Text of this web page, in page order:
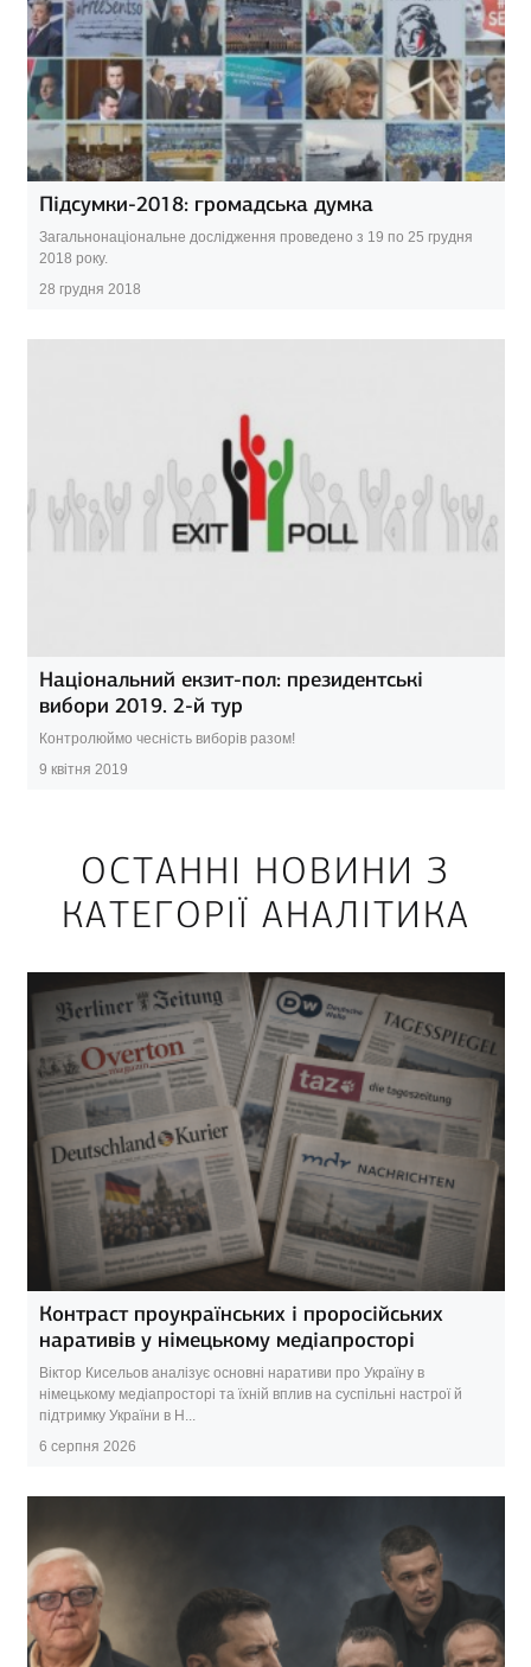
Підсумки-2018: громадська думка
Загальнонаціональне дослідження проведено з 19 по 25 грудня
2018 року.
28 грудня 2018
Національний екзит-пол: президентські
вибори 2019. 2-й тур
Контролюймо чесність виборів разом!
9 квітня 2019
ОСТАННІ НОВИНИ З
КАТЕГОРІЇ АНАЛІТИКА
Контраст проукраїнських і проросійських
наративів у німецькому медіапросторі
Віктор Кисельов аналізує основні наративи про Україну в
німецькому медіапросторі та їхній вплив на суспільні настрої й
підтримку України в Н...
6 серпня 2026